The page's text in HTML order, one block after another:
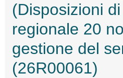
(Disposizioni
regionale 20
gestione del
(26R00061)